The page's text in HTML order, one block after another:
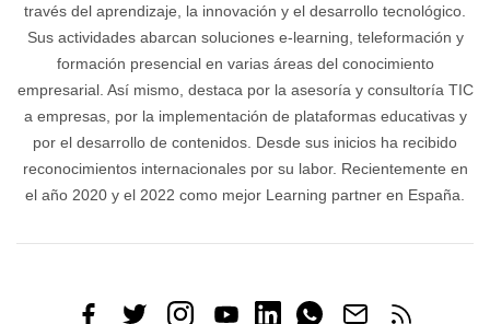
través del aprendizaje, la innovación y el desarrollo tecnológico.
Sus actividades abarcan soluciones e-learning, teleformación y
formación presencial en varias áreas del conocimiento
empresarial. Así mismo, destaca por la asesoría y consultoría TIC
a empresas, por la implementación de plataformas educativas y
por el desarrollo de contenidos. Desde sus inicios ha recibido
reconocimientos internacionales por su labor. Recientemente en
el año 2020 y el 2022 como mejor Learning partner en España.